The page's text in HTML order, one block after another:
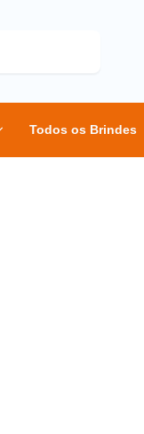
Todos os Brindes